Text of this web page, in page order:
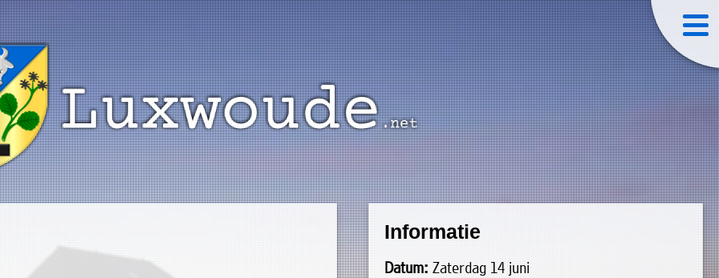
Informatie
Datum:Zaterdag 14 juni